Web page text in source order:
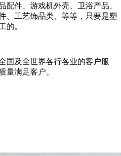
配件、游戏机外壳、卫浴产品、
、工艺饰品类、等等，只要是塑
的。
国及全世界各行各业的客户服
量满足客户。